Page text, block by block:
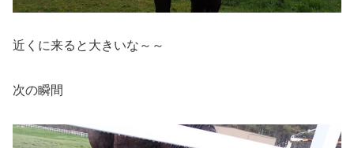
近くに来ると大きいな～～
次の瞬間